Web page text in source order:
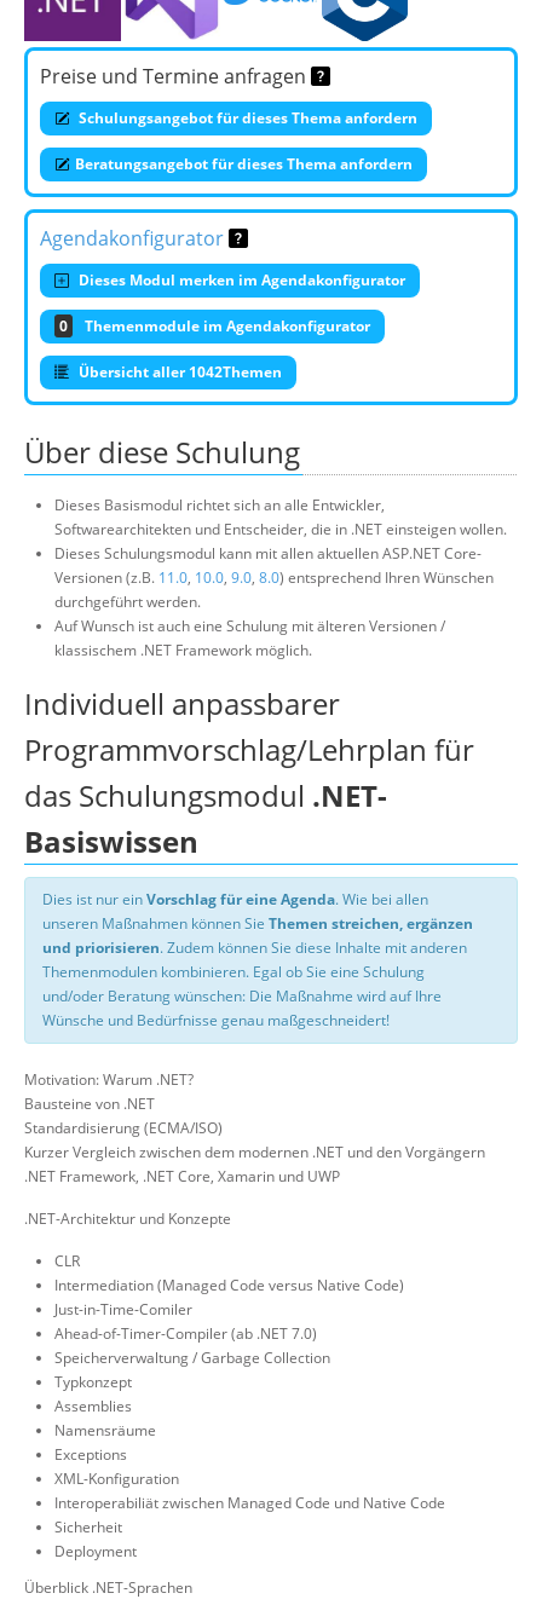
Preise und Termine anfragen
Schulungsangebot für dieses Thema anfordern
Beratungsangebot für dieses Thema anfordern
Agendakonfigurator
Dieses Modul merken im Agendakonfigurator
0 Themenmodule im Agendakonfigurator
Übersicht aller 1042Themen
Über diese Schulung
Dieses Basismodul richtet sich an alle Entwickler,
Softwarearchitekten und Entscheider, die in .NET einsteigen wollen.
Dieses Schulungsmodul kann mit allen aktuellen ASP.NET Core-
Versionen (z.B. 11.0, 10.0, 9.0, 8.0) entsprechend Ihren Wünschen
durchgeführt werden.
Auf Wunsch ist auch eine Schulung mit älteren Versionen /
klassischem .NET Framework möglich.
Individuell anpassbarer
Programmvorschlag/Lehrplan für
das Schulungsmodul .NET-
Basiswissen
Dies ist nur einVorschlag für eine Agenda. Wie bei allen
unseren Maßnahmen können Sie Themen streichen, ergänzen
und priorisieren. Zudem können Sie diese Inhalte mit anderen
Themenmodulen kombinieren. Egal ob Sie eine Schulung
und/oder Beratung wünschen: Die Maßnahme wird auf Ihre
Wünsche und Bedürfnisse genau maßgeschneidert!
Motivation: Warum .NET?
Bausteine von .NET
Standardisierung (ECMA/ISO)
Kurzer Vergleich zwischen dem modernen .NET und den Vorgängern
.NET Framework, .NET Core, Xamarin und UWP
.NET-Architektur und Konzepte
CLR
Intermediation (Managed Code versus Native Code)
Just-in-Time-Comiler
Ahead-of-Timer-Compiler (ab .NET 7.0)
Speicherverwaltung / Garbage Collection
Typkonzept
Assemblies
Namensräume
Exceptions
XML-Konfiguration
Interoperabiliät zwischen Managed Code und Native Code
Sicherheit
Deployment
Überblick .NET-Sprachen